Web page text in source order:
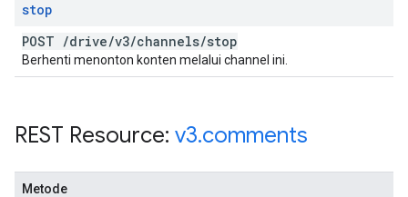
stop
POST /drive/v3/channels/stop
Berhenti menonton konten melalui channel ini.
REST Resource: v3.comments
Metode